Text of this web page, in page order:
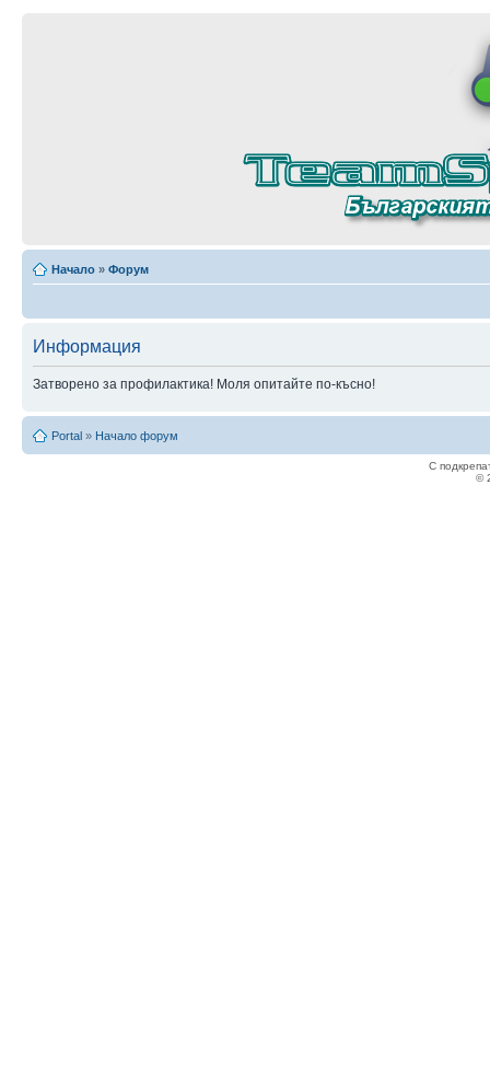
Начало » Форум
Информация
Затворено за профилактика! Моля опитайте по-късно!
Portal » Начало форум
С
©